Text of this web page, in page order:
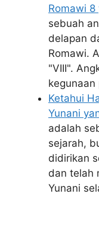
Romawi
sebuah
delapan
Romawi.
"VIII".
Ketahui
Yunani
adalah
sejarah,
didirikan
dan telah
Yunani